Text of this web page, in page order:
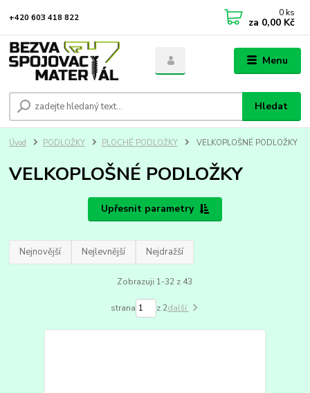
Menu
Hledat
+420 603 418 822 0 ks
za 0,00 Kč
Úvod PODLOŽKY PLOCHÉ PODLOŽKY VELKOPLOŠNÉ PODLOŽKY
VELKOPLOŠNÉ PODLOŽKY
Upřesnit parametry
Nejnovější Nejlevnější Nejdražší
Zobrazuji 1-32 z 43
strana z 2další